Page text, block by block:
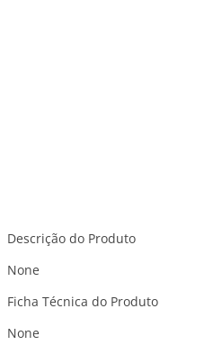
Descrição do Produto
None
Ficha Técnica do Produto
None